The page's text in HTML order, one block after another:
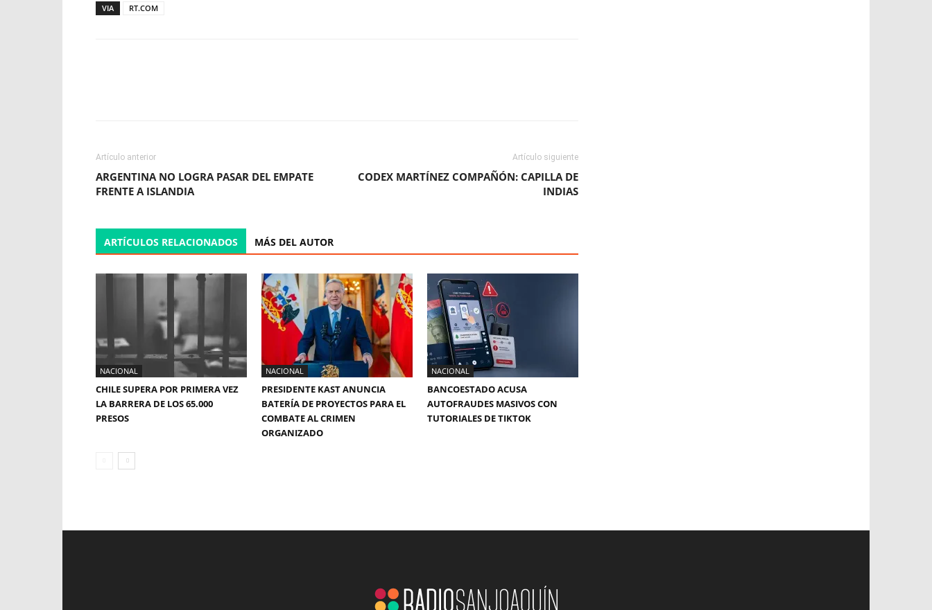
VIA RT.COM
Artículo anterior
ARGENTINA NO LOGRA PASAR DEL EMPATE
FRENTE A ISLANDIA
Artículo siguiente
CODEX MARTÍNEZ COMPAÑÓN: CAPILLA DE
INDIAS
ARTÍCULOS RELACIONADOS MÁS DEL AUTOR
NACIONAL
CHILE SUPERA POR PRIMERA VEZ
LA BARRERA DE LOS 65.000
PRESOS
NACIONAL
PRESIDENTE KAST ANUNCIA
BATERÍA DE PROYECTOS PARA EL
COMBATE AL CRIMEN
ORGANIZADO
NACIONAL
BANCOESTADO ACUSA
AUTOFRAUDES MASIVOS CON
TUTORIALES DE TIKTOK